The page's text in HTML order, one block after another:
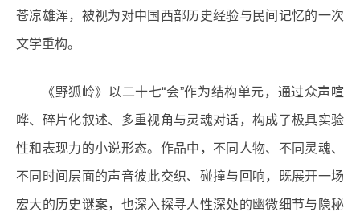
苍凉雄浑，被视为对中国西部历史经验与民间记忆的一次
文学重构。
《野狐岭》以二十七“会”作为结构单元，通过众声喧
哗、碎片化叙述、多重视角与灵魂对话，构成了极具实验
性和表现力的小说形态。作品中，不同人物、不同灵魂、
不同时间层面的声音彼此交织、碰撞与回响，既展开一场
宏大的历史谜案，也深入探寻人性深处的幽微细节与隐秘